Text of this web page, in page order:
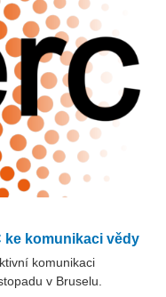
ke komunikaci vědy
komunikaci
v Bruselu.